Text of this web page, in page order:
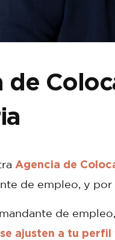
de
Agencia de
de empleo, y
de
ajusten a tu perfil